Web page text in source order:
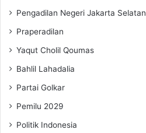
Pengadilan Negeri Jakarta Selatan
Praperadilan
Yaqut Cholil Qoumas
Bahlil Lahadalia
Partai Golkar
Pemilu 2029
Politik Indonesia